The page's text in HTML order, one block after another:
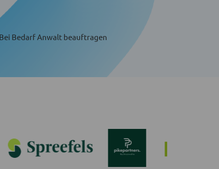
Bei Bedarf Anwalt beauftragen